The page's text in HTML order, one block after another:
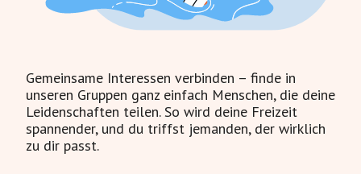
Gemeinsame Interessen verbinden – finde in
unseren Gruppen ganz einfach Menschen, die deine
Leidenschaften teilen. So wird deine Freizeit
spannender, und du triffst jemanden, der wirklich
zu dir passt.